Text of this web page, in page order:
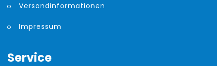
Versandinformationen
Impressum
Service